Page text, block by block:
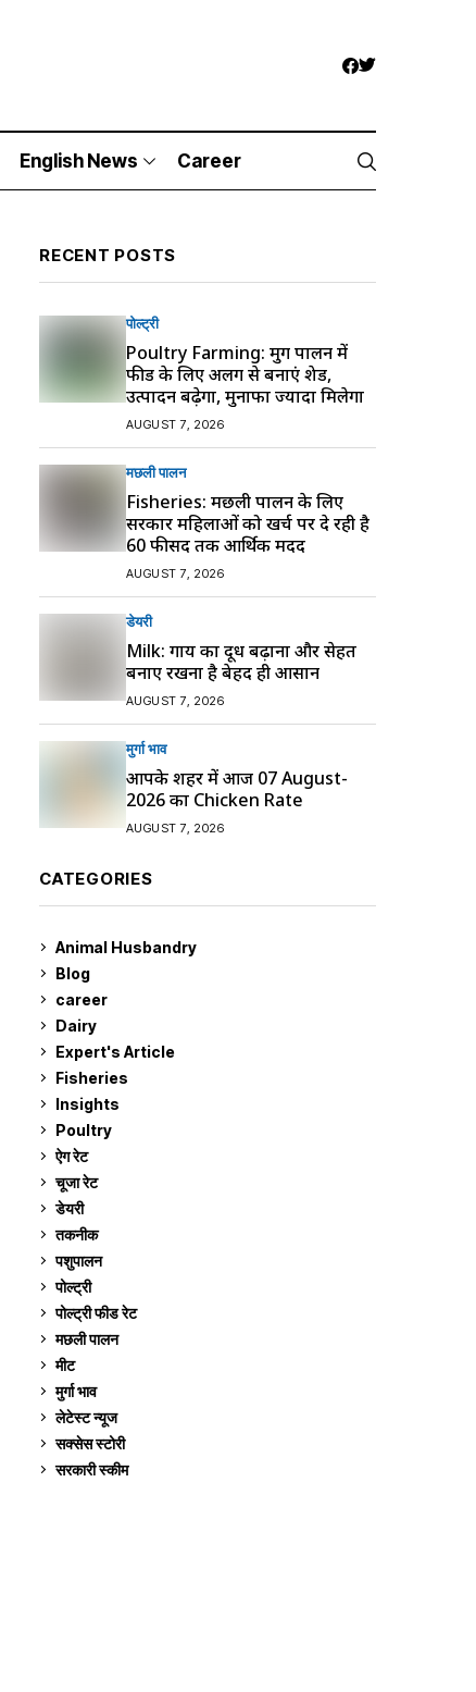
English News Career
RECENT POSTS
पोल्ट्री
Poultry Farming: मुर्गी पालन में
फीड के लिए अलग से बनाएं शेड,
उत्पादन बढ़ेगा, मुनाफा ज्यादा मिलेगा
AUGUST 7, 2026
मछली पालन
Fisheries: मछली पालन के लिए
सरकार महिलाओं को खर्च पर दे रही है
60 फीसद तक आर्थिक मदद
AUGUST 7, 2026
डेयरी
Milk: गाय का दूध बढ़ाना और सेहत
बनाए रखना है बेहद ही आसान
AUGUST 7, 2026
मुर्गा भाव
आपके शहर में आज 07 August-
2026 का Chicken Rate
AUGUST 7, 2026
CATEGORIES
Animal Husbandry
Blog
career
Dairy
Expert's Article
Fisheries
Insights
Poultry
ऐग रेट
चूजा रेट
डेयरी
तकनीक
पशुपालन
पोल्ट्री
पोल्ट्री फीड रेट
मछली पालन
मीट
मुर्गा भाव
लेटेस्ट न्यूज
सक्सेस स्टो‍री
सरकारी स्की‍म